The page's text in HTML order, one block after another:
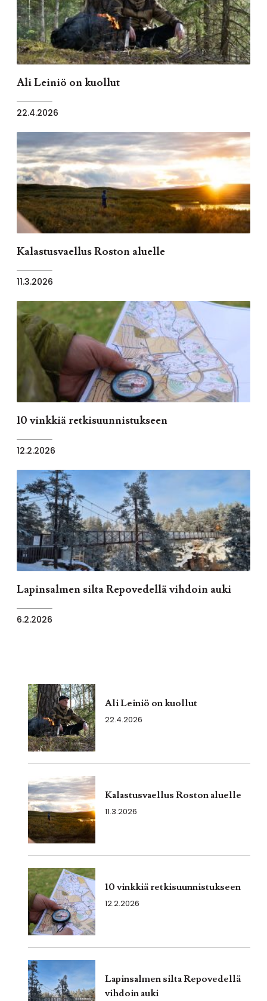
Ali Leiniö on kuollut
22.4.2026
Kalastusvaellus Roston aluelle
11.3.2026
10 vinkkiä retkisuunnistukseen
12.2.2026
Lapinsalmen silta Repovedellä vihdoin auki
6.2.2026
Ali Leiniö on kuollut
22.4.2026
Kalastusvaellus Roston aluelle
11.3.2026
10 vinkkiä retkisuunnistukseen
12.2.2026
Lapinsalmen silta Repovedellä
vihdoin auki